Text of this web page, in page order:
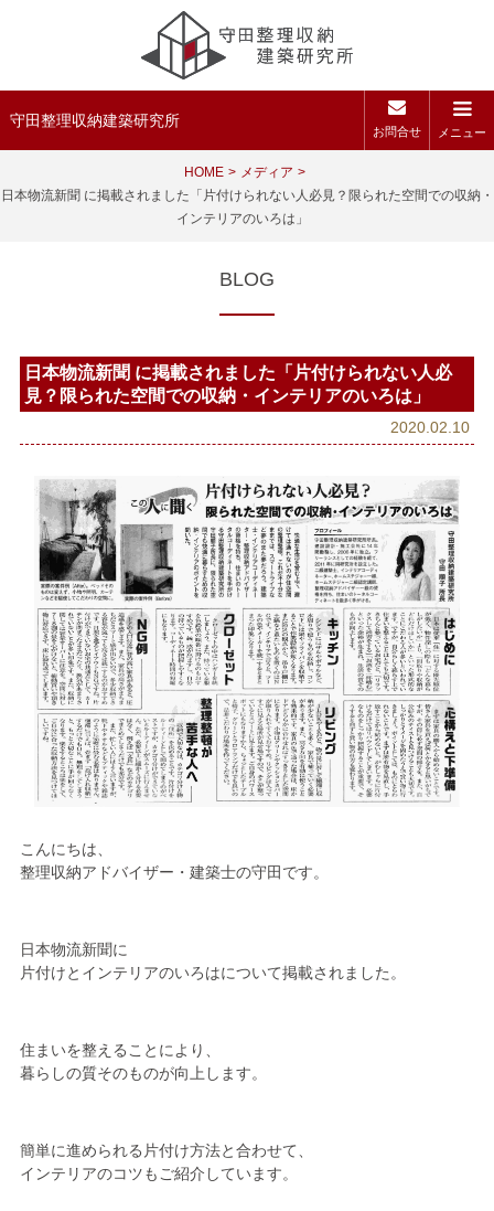
守田整理収納建築研究所
お問合せ メニュー
HOME
メディア
日本物流新聞 に掲載されました「片付けられない人必見？限られた空間での収納・
インテリアのいろは」
BLOG
日本物流新聞 に掲載されました「片付けられない人必
見？限られた空間での収納・インテリアのいろは」
2020.02.10
こんにちは、
整理収納アドバイザー・建築士の守田です。
日本物流新聞に
片付けとインテリアのいろはについて掲載されました。
住まいを整えることにより、
暮らしの質そのものが向上します。
簡単に進められる片付け方法と合わせて、
インテリアのコツもご紹介しています。